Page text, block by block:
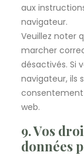
aux
navigateur.
Veuillez noter
marcher
désactivés. Si
navigateur, ils
consentement
web.
9. Vos
données